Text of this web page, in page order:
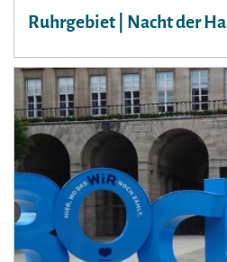
Ruhrgebiet | Nacht der